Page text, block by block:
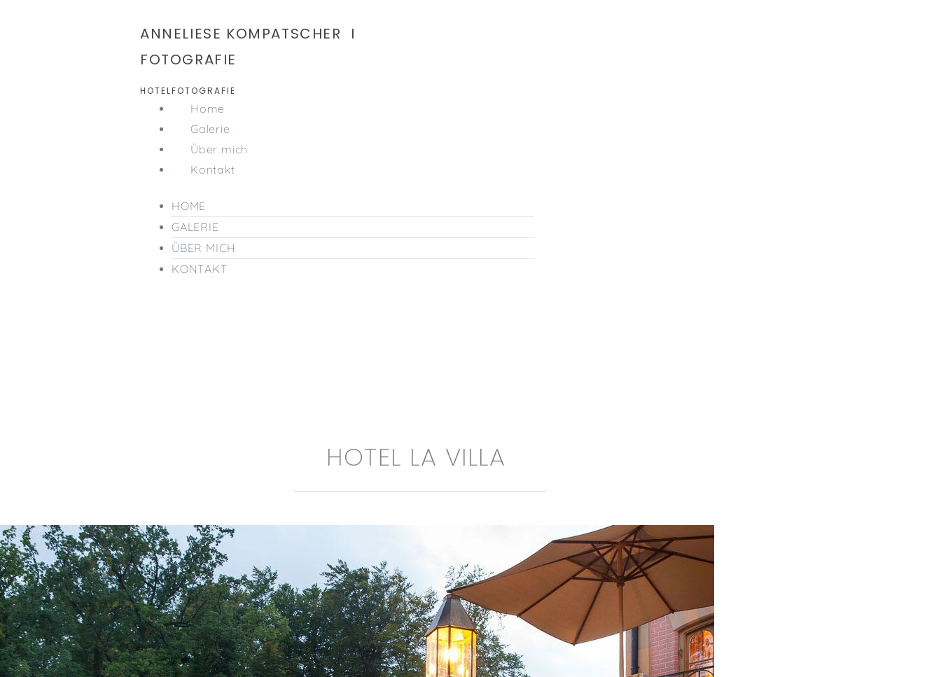
ANNELIESE KOMPATSCHER I
FOTOGRAFIE
HOTELFOTOGRAFIE
Home
Galerie
Über mich
Kontakt
HOME
GALERIE
ÜBER MICH
KONTAKT
HOTEL LA VILLA